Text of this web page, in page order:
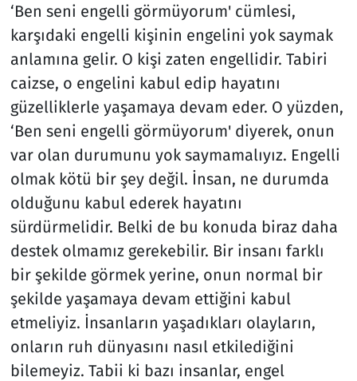
‘Ben seni engelli görmüyorum' cümlesi,
karşıdaki engelli kişinin engelini yok saymak
anlamına gelir. O kişi zaten engellidir. Tabiri
caizse, o engelini kabul edip hayatını
güzelliklerle yaşamaya devam eder. O yüzden,
‘Ben seni engelli görmüyorum' diyerek, onun
var olan durumunu yok saymamalıyız. Engelli
olmak kötü bir şey değil. İnsan, ne durumda
olduğunu kabul ederek hayatını
sürdürmelidir. Belki de bu konuda biraz daha
destek olmamız gerekebilir. Bir insanı farklı
bir şekilde görmek yerine, onun normal bir
şekilde yaşamaya devam ettiğini kabul
etmeliyiz. İnsanların yaşadıkları olayların,
onların ruh dünyasını nasıl etkilediğini
bilemeyiz. Tabii ki bazı insanlar, engel